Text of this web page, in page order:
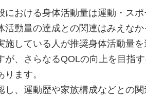
おける身体活動量は運動・ス
動量の達成との関連はみえな
している人が推奨身体活動量
、さらなるQOLの向上を目指
ます。
、運動歴や家族構成などとの